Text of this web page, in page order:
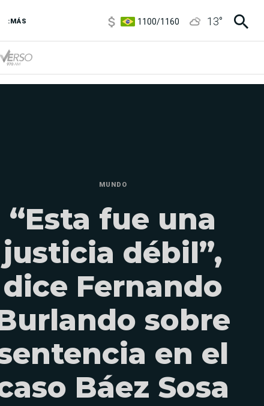
:MÁS
3,8/4
13°
MUNDO
“Esta fue una
justicia débil”,
dice Fernando
sobre
en el
Báez Sosa